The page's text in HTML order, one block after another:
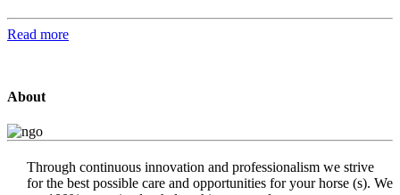
Read more
About
Through continuous innovation and professionalism we strive
for the best possible care and opportunities for your horse (s). We